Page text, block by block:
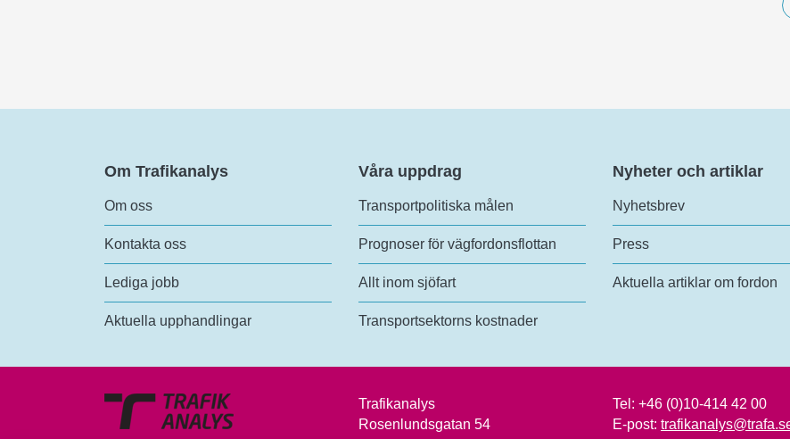
Om Trafikanalys
Om oss
Kontakta oss
Lediga jobb
Aktuella upphandlingar
Våra uppdrag
Transportpolitiska målen
Prognoser för vägfordonsflottan
Allt inom sjöfart
Transportsektorns kostnader
Nyheter och artiklar
Nyhetsbrev
Press
Aktuella artiklar om fordon
Trafikanalys
Rosenlundsgatan 54
Tel: +46 (0)10-414 42 00
E-post: